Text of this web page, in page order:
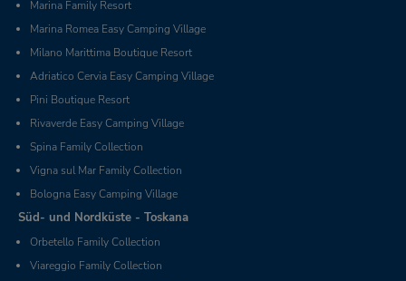
Marina Family Resort
Marina Romea Easy Camping Village
Milano Marittima Boutique Resort
Adriatico Cervia Easy Camping Village
Pini Boutique Resort
Rivaverde Easy Camping Village
Spina Family Collection
Vigna sul Mar Family Collection
Bologna Easy Camping Village
Süd- und Nordküste - Toskana
Orbetello Family Collection
Viareggio Family Collection